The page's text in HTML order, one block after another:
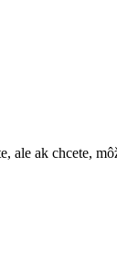
ale ak chcete,